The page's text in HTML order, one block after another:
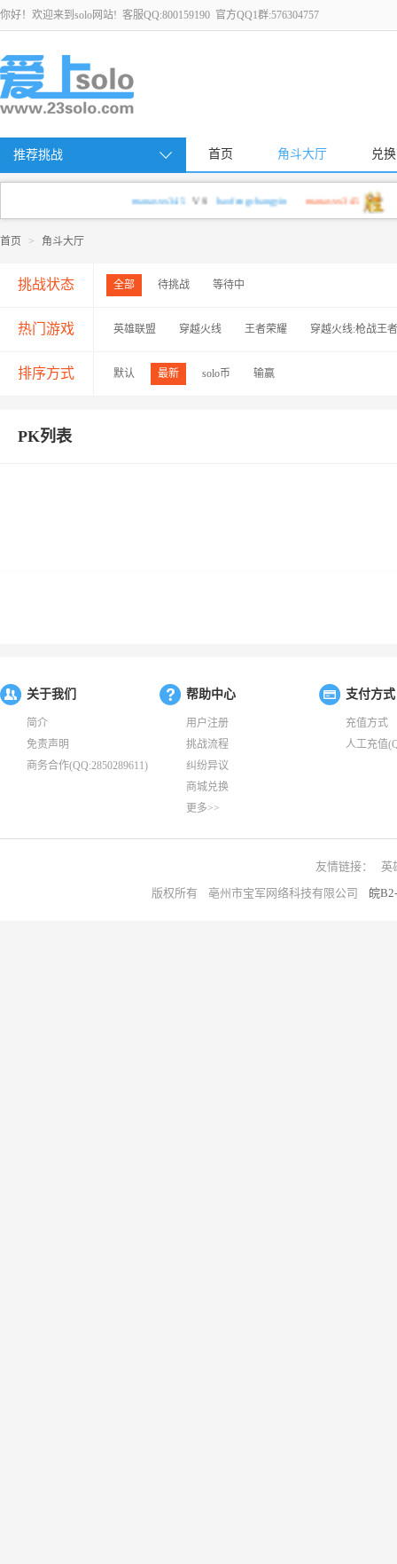
你好！欢迎来到solo网站! 客服QQ:800159190 官方QQ1群:576304757
推荐挑战 首页 角斗大厅 兑
manasxx345 VS haofengchangyin manasxx345
首页 > 角斗大厅
挑战状态 全部 待挑战 等待中
热门游戏 英雄联盟 穿越火线 王者荣耀 穿越火线:枪战王者
排序方式 默认 最新 solo币 输赢
PK列表
关于我们
简介
免责声明
商务合作(QQ:2850289611)
帮助中心
用户注册
挑战流程
纠纷异议
商城兑换
更多>>
支付方式
充值方式
人工充值
友情链接：
英
版权所有 亳州市宝军网络科技有限公司 皖